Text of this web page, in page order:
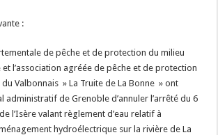
:
de pêche et de protection du milieu
et l’association agréée de pêche et de protection
Valbonnais » La Truite de La Bonne » ont
administratif de Grenoble d’annuler l’arrêté du 6
l’Isère valant règlement d’eau relatif à
hydroélectrique sur la rivière de La